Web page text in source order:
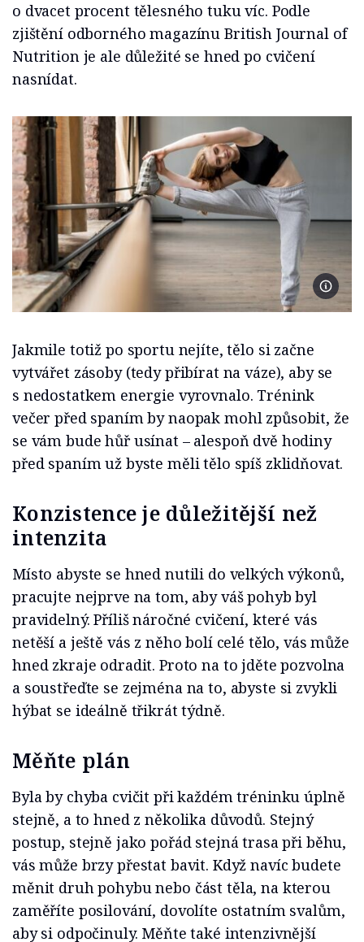
o dvacet procent tělesného tuku víc. Podle
zjištění odborného magazínu British Journal of
Nutrition je ale důležité se hned po cvičení
nasnídat.
Foto
Jakmile totiž po sportu nejíte, tělo si začne
vytvářet zásoby (tedy přibírat na váze), aby se
s nedostatkem energie vyrovnalo. Trénink
večer před spaním by naopak mohl způsobit, že
se vám bude hůř usínat – alespoň dvě hodiny
před spaním už byste měli tělo spíš zklidňovat.
Konzistence je důležitější než
intenzita
Místo abyste se hned nutili do velkých výkonů,
pracujte nejprve na tom, aby váš pohyb byl
pravidelný. Příliš náročné cvičení, které vás
netěší a ještě vás z něho bolí celé tělo, vás může
hned zkraje odradit. Proto na to jděte pozvolna
a soustřeďte se zejména na to, abyste si zvykli
hýbat se ideálně třikrát týdně.
Měňte plán
Byla by chyba cvičit při každém tréninku úplně
stejně, a to hned z několika důvodů. Stejný
postup, stejně jako pořád stejná trasa při běhu,
vás může brzy přestat bavit. Když navíc budete
měnit druh pohybu nebo část těla, na kterou
zaměříte posilování, dovolíte ostatním svalům,
aby si odpočinuly. Měňte také intenzivnější